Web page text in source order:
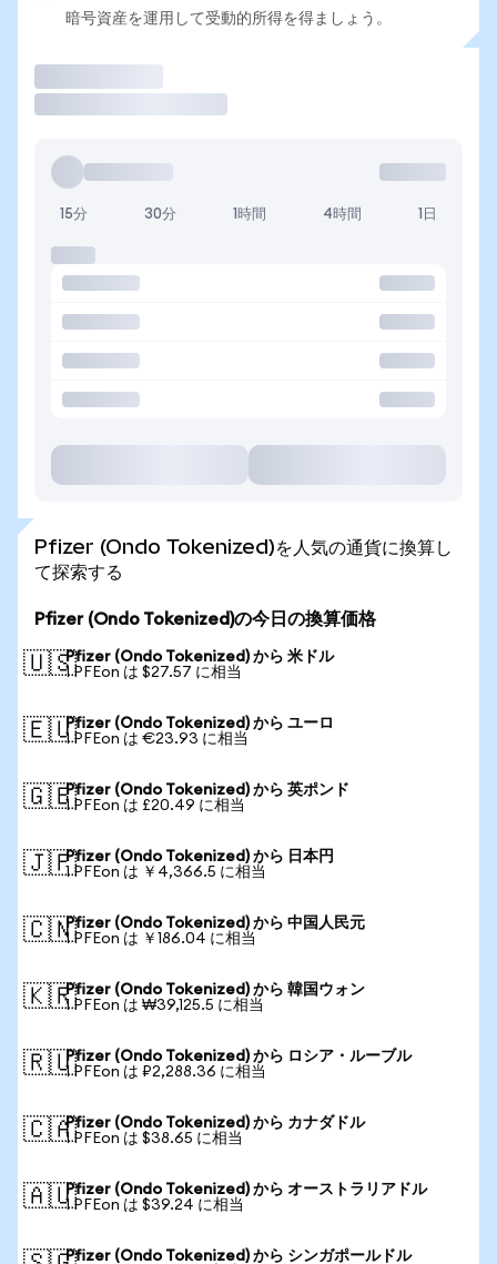
暗号資産を運用して受動的所得を得ましょう。
15分 30分 1時間 4時間 1日
Pfizer (Ondo Tokenized)を人気の通貨に換算し
て探索する
Pfizer (Ondo Tokenized)の今日の換算価格
🇺🇸Pfizer (Ondo Tokenized) から 米ドル
1 PFEon は $27.57 に相当
🇪🇺Pfizer (Ondo Tokenized) から ユーロ
1 PFEon は €23.93 に相当
🇬🇧Pfizer (Ondo Tokenized) から 英ポンド
1 PFEon は £20.49 に相当
🇯🇵Pfizer (Ondo Tokenized) から 日本円
1 PFEon は ￥4,366.5 に相当
🇨🇳Pfizer (Ondo Tokenized) から 中国人民元
1 PFEon は ￥186.04 に相当
🇰🇷Pfizer (Ondo Tokenized) から 韓国ウォン
1 PFEon は ₩39,125.5 に相当
🇷🇺Pfizer (Ondo Tokenized) から ロシア・ルーブル
1 PFEon は ₽2,288.36 に相当
🇨🇦Pfizer (Ondo Tokenized) から カナダドル
1 PFEon は $38.65 に相当
🇦🇺Pfizer (Ondo Tokenized) から オーストラリアドル
1 PFEon は $39.24 に相当
Pfizer (Ondo Tokenized) から シンガポールドル